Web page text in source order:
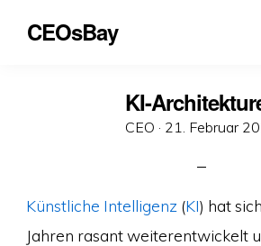
CEOsBay
KI-
CEO · Veröffentlicht
21. Februar
Künstliche Intelligenz (KI) hat
Jahren rasant weiterentwickelt